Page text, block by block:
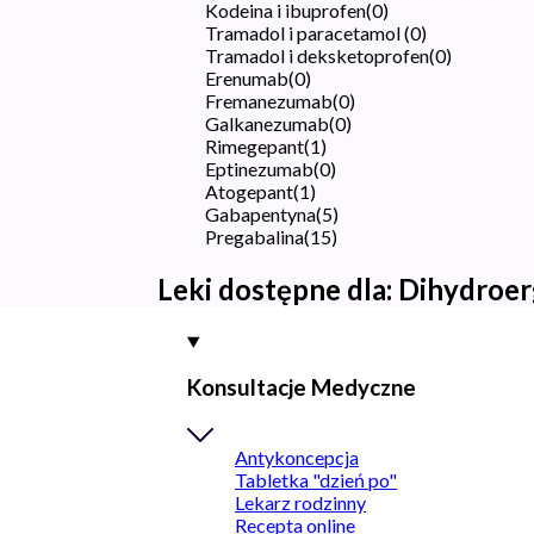
Kodeina i ibuprofen(0)
Tramadol i paracetamol(0)
Tramadol i deksketoprofen(0)
Erenumab(0)
Fremanezumab(0)
Galkanezumab(0)
Rimegepant(1)
Eptinezumab(0)
Atogepant(1)
Gabapentyna(5)
Pregabalina(15)
Leki dostępne dla:
Konsultacje Medyczne
Antykoncepcja
Tabletka "dzień po"
Lekarz rodzinny
Recepta online